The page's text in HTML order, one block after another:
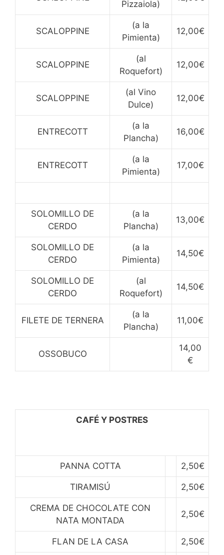
Pizzaiola)
SCALOPPINE
(a la
Pimienta)
12,00€
SCALOPPINE
(al
Roquefort)
12,00€
SCALOPPINE
(al Vino
Dulce)
12,00€
ENTRECOTT
(a la
Plancha)
16,00€
ENTRECOTT
(a la
Pimienta)
17,00€
SOLOMILLO DE
CERDO
(a la
Plancha)
13,00€
SOLOMILLO DE
CERDO
(a la
Pimienta)
14,50€
SOLOMILLO DE
CERDO
(al
Roquefort)
14,50€
FILETE DE TERNERA
(a la
Plancha)
11,00€
OSSOBUCO
14,00
€
CAFÉ Y POSTRES
PANNA COTTA 2,50€
TIRAMISÚ 2,50€
CREMA DE CHOCOLATE CON
NATA MONTADA
2,50€
FLAN DE LA CASA 2,50€